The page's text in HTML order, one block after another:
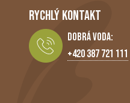
RYCHLÝ KONTAKT
Dobrá Voda:
+420 387 721 111